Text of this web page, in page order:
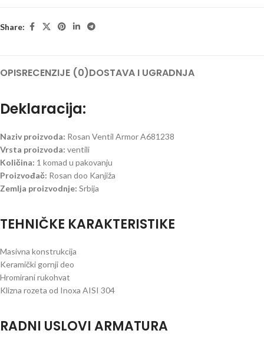
Share:
OPISRECENZIJE (0)DOSTAVA I UGRADNJA
Deklaracija:
Naziv proizvoda: Rosan Ventil Armor A681238
Vrsta proizvoda: ventili
Količina: 1 komad u pakovanju
Proizvođač: Rosan doo Kanjiža
Zemlja proizvodnje: Srbija
TEHNIČKE KARAKTERISTIKE
Masivna konstrukcija
Keramički gornji deo
Hromirani rukohvat
Klizna rozeta od Inoxa AISI 304
RADNI USLOVI ARMATURA